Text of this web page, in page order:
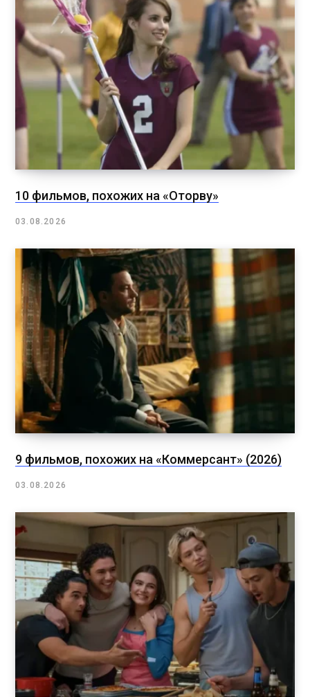
10 фильмов, похожих на «Оторву»
03.08.2026
9 фильмов, похожих на «Коммерсант» (2026)
03.08.2026